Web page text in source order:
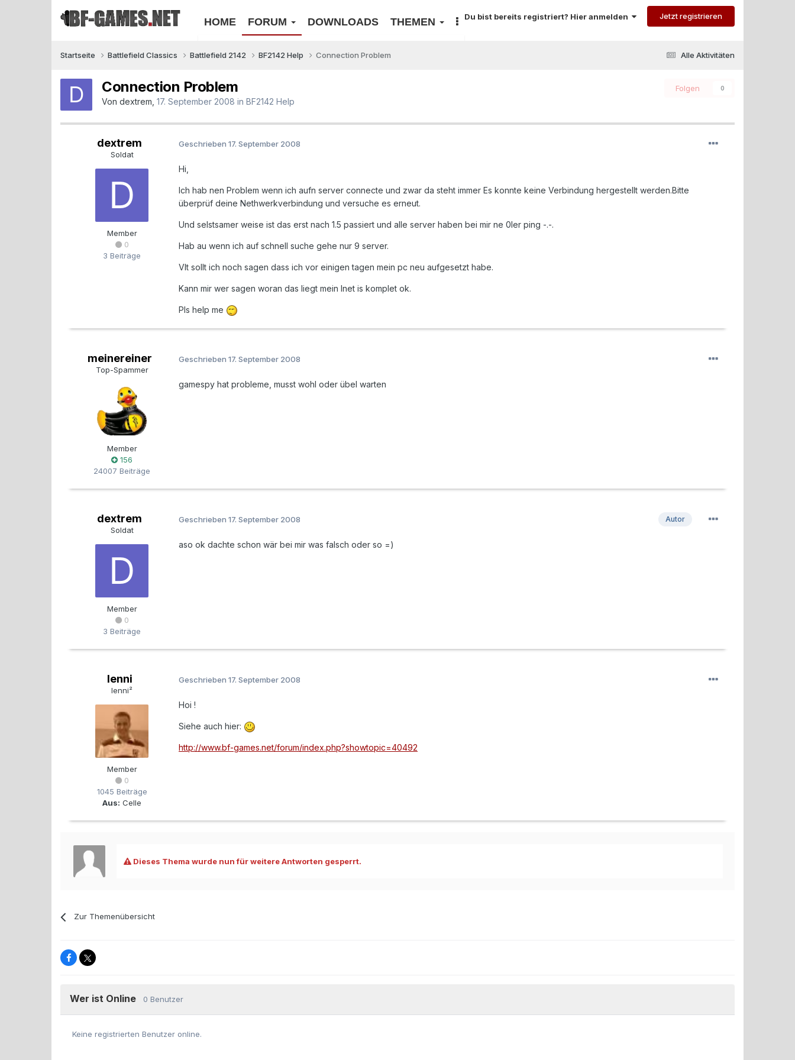
HOME FORUM DOWNLOADS THEMEN Du bist bereits registriert? Hier anmelden Jetzt registrieren
Alle Aktivitäten
Startseite Battlefield Classics Battlefield 2142 BF2142 Help Connection Problem
Folgen 0
Connection Problem
Von dextrem 17. September 2008 in BF2142 Help
dextrem
Soldat
Member
0
3 Beiträge
Geschrieben 17. September 2008
Hi,
Ich hab nen Problem wenn ich aufn server connecte und zwar da steht immer Es konnte keine Verbindung hergestellt werden.Bitte
überprüf deine Nethwerkverbindung und versuche es erneut.
Und selstsamer weise ist das erst nach 1.5 passiert und alle server haben bei mir ne 0ler ping -.-.
Hab au wenn ich auf schnell suche gehe nur 9 server.
Vlt sollt ich noch sagen dass ich vor einigen tagen mein pc neu aufgesetzt habe.
Kann mir wer sagen woran das liegt mein Inet is komplet ok.
Pls help me
meinereiner
Top-Spammer
Member
156
24007 Beiträge
Geschrieben 17. September 2008
gamespy hat probleme, musst wohl oder übel warten
dextrem
Soldat
Member
0
3 Beiträge
Autor
Geschrieben 17. September 2008
aso ok dachte schon wär bei mir was falsch oder so =)
lenni
lenni²
Member
0
1045 Beiträge
Aus: Celle
Geschrieben 17. September 2008
Hoi !
Siehe auch hier:
http://www.bf-games.net/forum/index.php?showtopic=40492
Dieses Thema wurde nun für weitere Antworten gesperrt.
Zur Themenübersicht
Wer ist Online 0 Benutzer
Keine registrierten Benutzer online.